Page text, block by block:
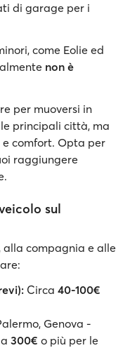
di garage per i
come Eolie ed
non è
per muoversi in
principali città, ma
comfort. Opta per
raggiungere
sul
compagnia e alle
Circa 40-100€
Genova -
300€ o più per le